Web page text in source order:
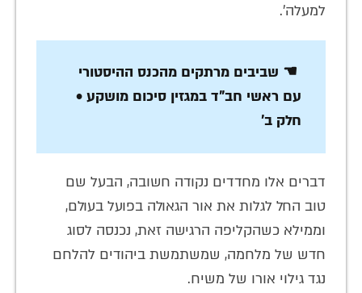
למעלה'.
☚ שביבים מרתקים מהכנס ההיסטורי
עם ראשי חב"ד במגזין סיכום מושקע •
חלק ב'
דברים אלו מחדדים נקודה חשובה, הבעל שם
טוב החל לגלות את אור הגאולה בפועל בעולם,
וממילא כשהקליפה הרגישה זאת, נכנסה לסוג
חדש של מלחמה, שמשתמשת ביהודים להלחם
נגד גילוי אורו של משיח.